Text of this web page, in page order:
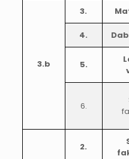
3.b
3.
4.
5.
6.
2.